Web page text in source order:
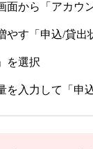
面から「アカウ
やす「申込/貸出
を選択
を入力して「申